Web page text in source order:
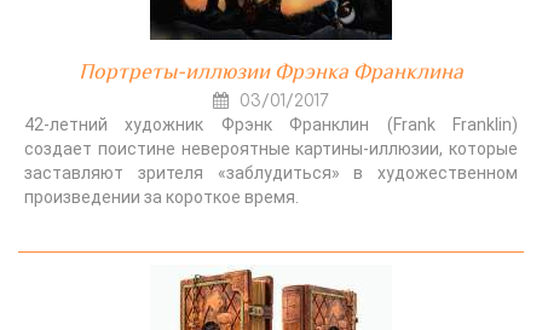
Портреты-иллюзии Фрэнка Франклина
03/01/2017
42-летний художник Фрэнк Франклин (Frank Franklin)
создает поистине невероятные картины-иллюзии, которые
заставляют зрителя «заблудиться» в художественном
произведении за короткое время.